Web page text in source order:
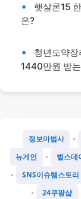
햇살론15
은?
청년도약
1440만원 받
정보마법사 •
뉴게인 • 벌스데
• SNS이슈템스토리
• 24쿠팡샵